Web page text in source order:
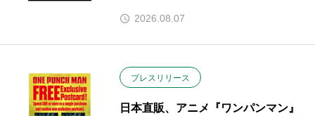
SV.LEAGUE GROWTH）」とスポ
2026.08.07
プレスリリース
日本直販、アニメ『ワンパンマン』